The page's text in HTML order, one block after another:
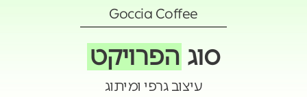
Goccia Coffee
סוג הפרויקט
עיצוב גרפי ומיתוג